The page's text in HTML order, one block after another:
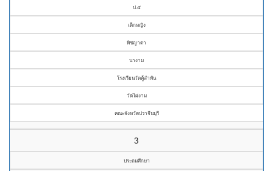
ป.๕
เด็กหญิง
พิชญาดา
นางาม
โรงเรียนวัดคู้ลำพัน
วัดไผ่งาม
คณะจังหวัดปราจีนบุรี
3
ประถมศึกษา